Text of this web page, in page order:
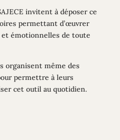
invitent à déposer ce
permettant d’œuvrer
émotionnelles de toute
organisent même des
permettre à leurs
cet outil au quotidien.